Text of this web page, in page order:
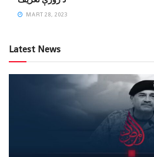
MART 28, 2023
Latest News